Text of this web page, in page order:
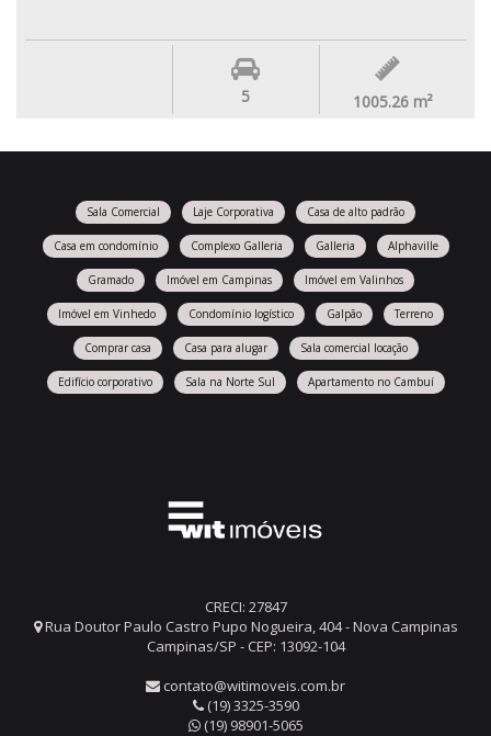
5 1005.26 m²
Sala Comercial Laje Corporativa Casa de alto padrão
Casa em condomínio Complexo Galleria Galleria Alphaville
Gramado Imóvel em Campinas Imóvel em Valinhos
Imóvel em Vinhedo Condomínio logístico Galpão Terreno
Comprar casa Casa para alugar Sala comercial locação
Edifício corporativo Sala na Norte Sul Apartamento no Cambuí
CRECI: 27847
Rua Doutor Paulo Castro Pupo Nogueira, 404 - Nova Campinas
Campinas/SP - CEP: 13092-104
contato@witimoveis.com.br
(19) 3325-3590
(19) 98901-5065